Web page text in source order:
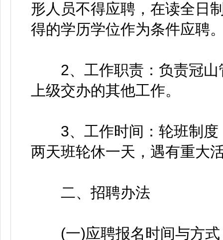
形人员不得应聘，在读全日
得的学历学位作为条件应聘
2、工作职责：负责冠山
上级交办的其他工作。
3、工作时间：轮班制度
两天班轮休一天，遇有重大
二、招聘办法
(一)应聘报名时间与方式